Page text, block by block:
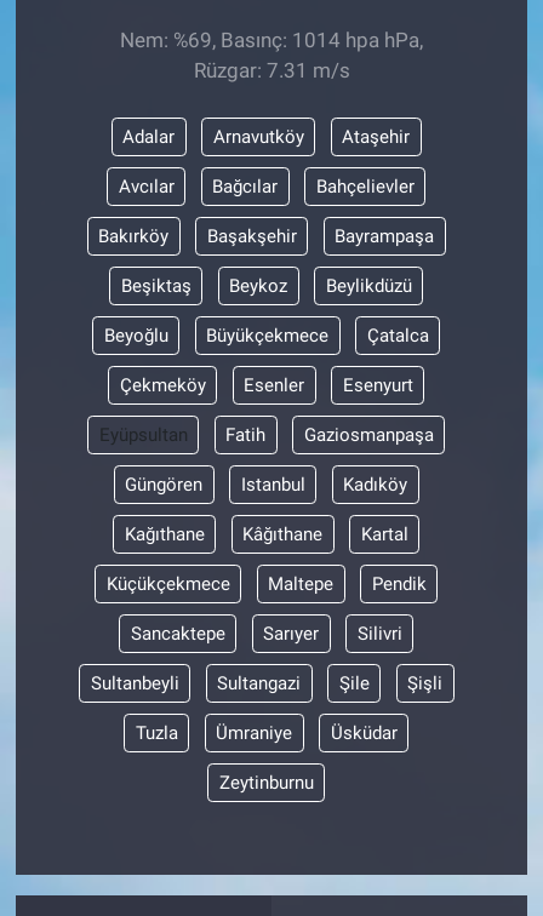
Nem: %69, Basınç: 1014 hpa hPa,
Rüzgar: 7.31 m/s
Adalar Arnavutköy Ataşehir
Avcılar Bağcılar Bahçelievler
Bakırköy Başakşehir Bayrampaşa
Beşiktaş Beykoz Beylikdüzü
Beyoğlu Büyükçekmece Çatalca
Çekmeköy Esenler Esenyurt
Eyüpsultan Fatih Gaziosmanpaşa
Güngören Istanbul Kadıköy
Kağıthane Kâğıthane Kartal
Küçükçekmece Maltepe Pendik
Sancaktepe Sarıyer Silivri
Sultanbeyli Sultangazi Şile Şişli
Tuzla Ümraniye Üsküdar
Zeytinburnu